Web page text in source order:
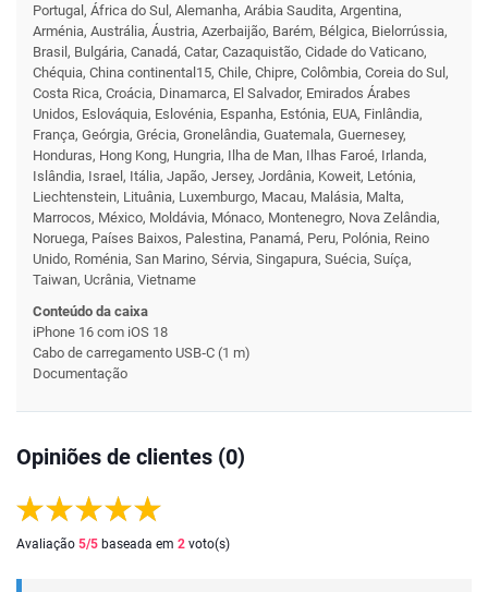
Portugal, África do Sul, Alemanha, Arábia Saudita, Argentina,
Arménia, Austrália, Áustria, Azerbaijão, Barém, Bélgica, Bielorrússia,
Brasil, Bulgária, Canadá, Catar, Cazaquistão, Cidade do Vaticano,
Chéquia, China continental15, Chile, Chipre, Colômbia, Coreia do Sul,
Costa Rica, Croácia, Dinamarca, El Salvador, Emirados Árabes
Unidos, Eslováquia, Eslovénia, Espanha, Estónia, EUA, Finlândia,
França, Geórgia, Grécia, Gronelândia, Guatemala, Guernesey,
Honduras, Hong Kong, Hungria, Ilha de Man, Ilhas Faroé, Irlanda,
Islândia, Israel, Itália, Japão, Jersey, Jordânia, Koweit, Letónia,
Liechtenstein, Lituânia, Luxemburgo, Macau, Malásia, Malta,
Marrocos, México, Moldávia, Mónaco, Montenegro, Nova Zelândia,
Noruega, Países Baixos, Palestina, Panamá, Peru, Polónia, Reino
Unido, Roménia, San Marino, Sérvia, Singapura, Suécia, Suíça,
Taiwan, Ucrânia, Vietname
Conteúdo da caixa
iPhone 16 com iOS 18
Cabo de carrega­mento USB‑C (1 m)
Documentação
Opiniões de clientes (0)
Avaliação 5/5 baseada em 2 voto(s)